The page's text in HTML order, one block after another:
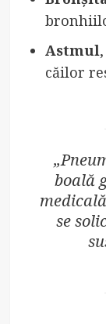
Astmul
căilor
boală
se